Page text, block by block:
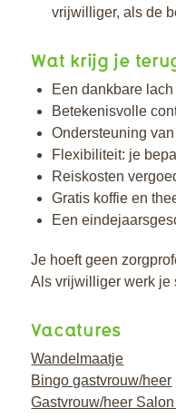
vrijwilliger, als de
Wat krijg je
Een dankbare
Betekenisvolle
Ondersteuning
Flexibiliteit: je
Reiskosten
Gratis koffie en
Een
Je hoeft geen
Als vrijwilliger werk je
Vacatures
Wandelmaatje
Bingo gastvrouw/heer
Gastvrouw/heer